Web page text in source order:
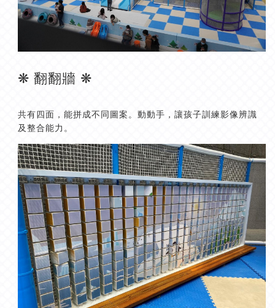
❋ 翻翻牆 ❋
共有四面，能拼成不同圖案。動動手，讓孩子訓練影像辨識
及整合能力。